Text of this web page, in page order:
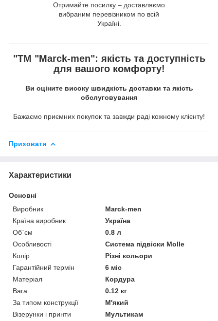
Отримайте посилку – доставляємо
вибраним перевізником по всій
Україні.
"ТМ "Marck-men": якість та доступність
для вашого комфорту!
Ви оціните високу швидкість доставки та якість
обслуговування
Бажаємо приємних покупок та завжди раді кожному клієнту!
Приховати
Характеристики
Основні
Виробник
Marck-men
Країна виробник
Україна
Об`єм
0.8 л
Особливості
Система підвіски Molle
Колір
Різні кольори
Гарантійний термін
6 міс
Матеріал
Кордура
Вага
0.12 кг
За типом конструкції
М'який
Візерунки і принти
Мультикам